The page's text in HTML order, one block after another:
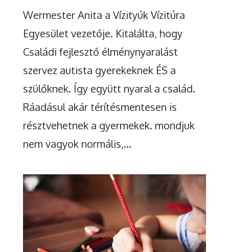
hogy minden gyerek és
felnőtt megtapasztalhassa
kifejtett támogató hatását!
Most minden támogatás
összegyűlt 500.000 forint,
az Aspektus+ Duplázható
programja megduplázza az
összeget.
Wermester Anita a Vízityúk Vízitúra
Egyesület vezetője. Kitalálta, hogy
Családi fejlesztő élménynyaralást
szervez autista gyerekeknek ÉS a
szülőknek. Így együtt nyaral a család.
Ráadásul akár térítésmentesen is
résztvehetnek a gyermekek. mondjuk
nem vagyok normális,...